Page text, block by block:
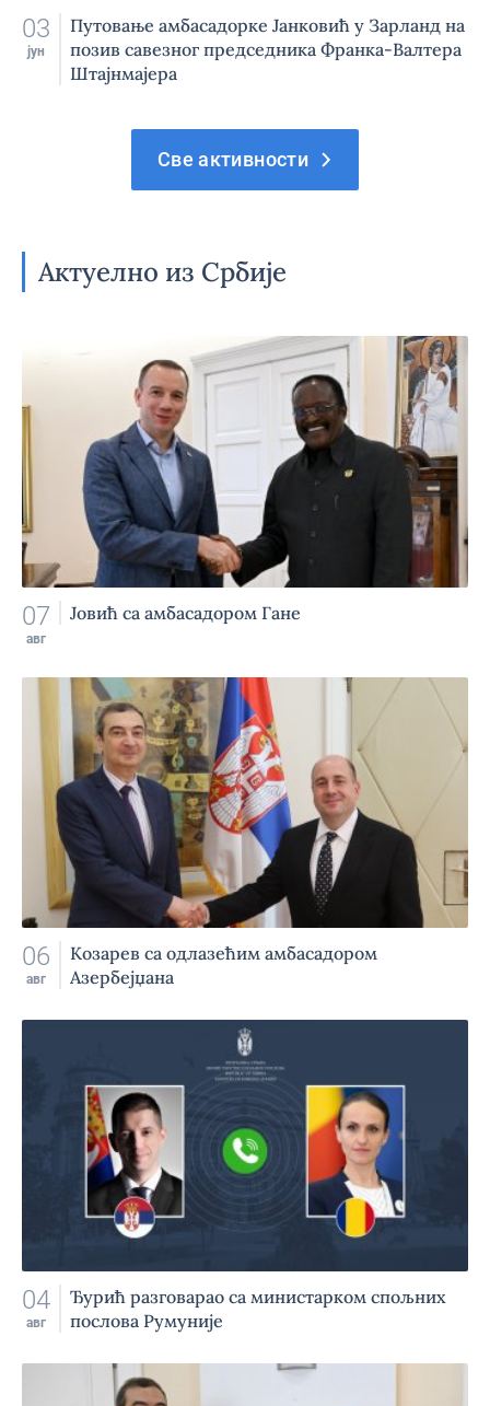
03
јун
Путовање амбасадорке Јанковић у Зарланд на
позив савезног председника Франка-Валтера
Штајнмајера
Све активности
Актуелно из Србије
07
авг
Јовић са амбасадором Гане
06
авг
Козарев са одлазећим амбасадором
Азербејџана
04
авг
Ђурић разговарао са министарком спољних
послова Румуније